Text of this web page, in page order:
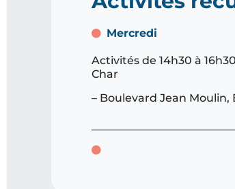
Mercredi
Activités de 14h30 à
Char
– Boulevard Jean Moulin,